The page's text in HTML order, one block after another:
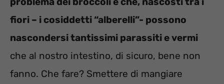
fiori – i cosiddetti “alberelli”- possono
nascondersi tantissimi parassiti e vermi
che al nostro intestino, di sicuro, bene non
fanno. Che fare? Smettere di mangiare